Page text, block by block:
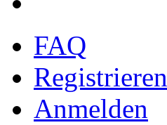
FAQ
Registrieren
Anmelden